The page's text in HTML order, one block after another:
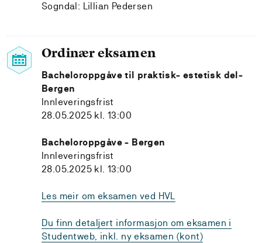
Sogndal: Lillian Pedersen
Ordinær eksamen
Bacheloroppgåve til praktisk- estetisk del-
Bergen
Innleveringsfrist
28.05.2025 kl. 13:00
Bacheloroppgåve - Bergen
Innleveringsfrist
28.05.2025 kl. 13:00
Les meir om eksamen ved HVL
Du finn detaljert informasjon om eksamen i
Studentweb, inkl. ny eksamen (kont)